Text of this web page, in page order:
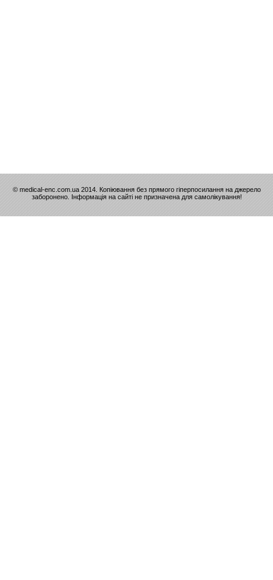
© medical-enc.com.ua 2014. Копіювання без прямого гіперпосилання на джерело
заборонено. Інформація на сайті не призначена для самолікування!